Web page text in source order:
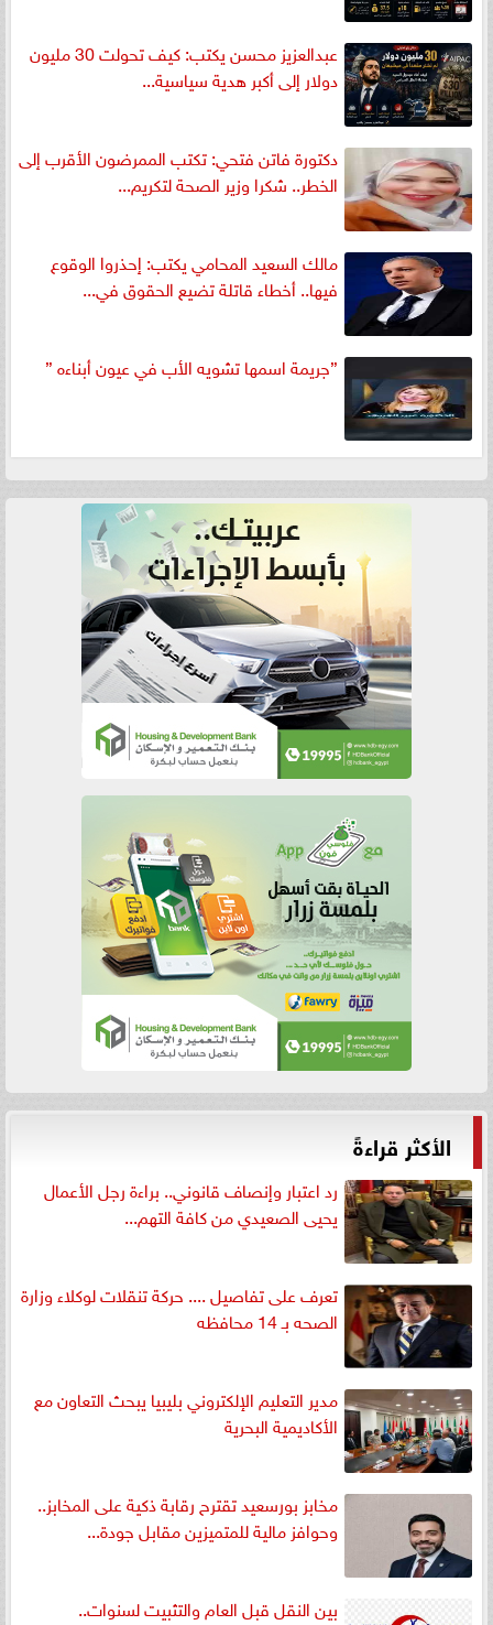
عبدالعزيز محسن يكتب: كيف تحولت 30 مليون
دولار إلى أكبر هدية سياسية...
دكتورة فاتن فتحي: تكتب الممرضون الأقرب إلى
الخطر.. شكرا وزير الصحة لتكريم...
مالك السعيد المحامي يكتب: إحذروا الوقوع
فيها.. أخطاء قاتلة تضيع الحقوق في...
”جريمة اسمها تشويه الأب في عيون أبناءه ”
الأكثر قراءةً
رد اعتبار وإنصاف قانوني.. براءة رجل الأعمال
يحيى الصعيدي من كافة التهم...
تعرف على تفاصيل .... حركة تنقلات لوكلاء وزارة
الصحه بـ 14 محافظه
مدير التعليم الإلكتروني بليبيا يبحث التعاون مع
الأكاديمية البحرية
مخابز بورسعيد تقترح رقابة ذكية على المخابز..
وحوافز مالية للمتميزين مقابل جودة...
بين النقل قبل العام والتثبيت لسنوات..